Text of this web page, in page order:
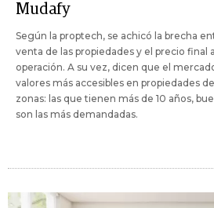
Mudafy
Según la proptech, se achicó la brecha
venta de las propiedades y el precio final
operación. A su vez, dicen que el
valores más accesibles en propiedades
zonas: las que tienen más de 10 años,
son las más demandadas.